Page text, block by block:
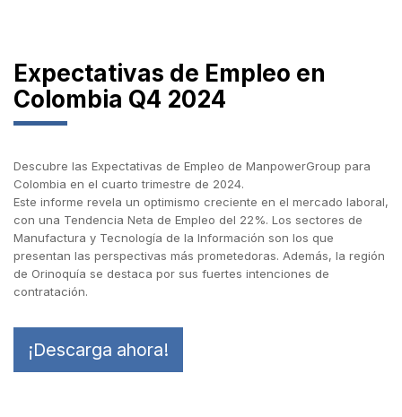
Expectativas de Empleo en
Colombia Q4 2024
Descubre las Expectativas de Empleo de ManpowerGroup para
Colombia en el cuarto trimestre de 2024.
Este informe revela un optimismo creciente en el mercado laboral,
con una Tendencia Neta de Empleo del 22%. Los sectores de
Manufactura y Tecnología de la Información son los que
presentan las perspectivas más prometedoras. Además, la región
de Orinoquía se destaca por sus fuertes intenciones de
contratación.
¡Descarga ahora!